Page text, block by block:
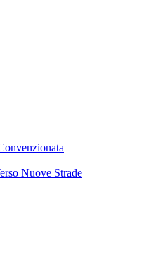
Nuove Strade